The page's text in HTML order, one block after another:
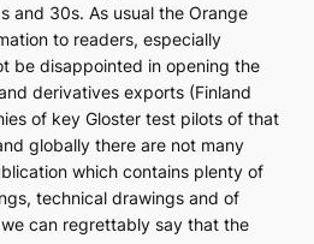
and 30s. As usual the Orange
to readers, especially
be disappointed in opening the
derivatives exports (Finland
of key Gloster test pilots of that
globally there are not many
which contains plenty of
technical drawings and of
can regrettably say that the